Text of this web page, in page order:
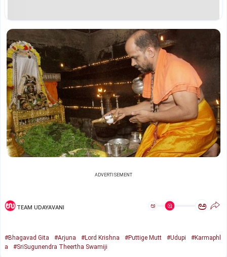
ADVERTISEMENT
TEAM UDAYAVANI ಅ ಅ
#Bhagavad Gita #Arjuna #Lord Krishna #Puttige Mutt #Udupi
#Karmaphl
a
#SriSugunendra Theertha Swamiji